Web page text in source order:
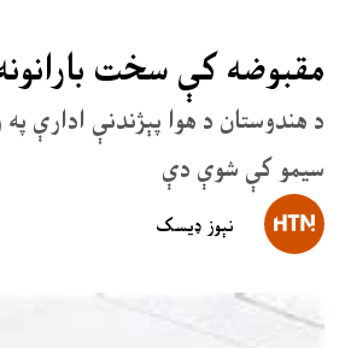
مقبوضه کې سخت بارانونه: ۱۳ کسانو ژوند له لاسه
د هندوستان د هوا پېژندنې ادارې
سیمو کې شوې دې
نېوز ډیسک